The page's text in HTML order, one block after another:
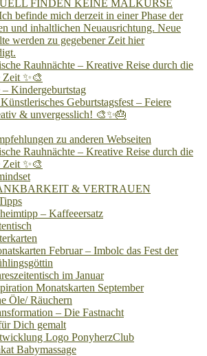
FINDEN KEINE MALKURSE
befinde mich derzeit in einer Phase der
und inhaltlichen Neuausrichtung. Neue
werden zu gegebener Zeit hier
Rauhnächte – Kreative Reise durch die
Zeit ✨🎨
Kindergeburtstag
Geburtstagsfest – Feiere
& unvergesslich! 🎨✨🎂
zu anderen Webseiten
Rauhnächte – Kreative Reise durch die
Zeit ✨🎨
& VERTRAUEN
– Kaffeeersatz
Februar – Imbolc das Fest der
im Januar
Monatskarten September
Öle/ Räuchern
– Die Fastnacht
Dich gemalt
Logo PonyherzClub
Babymassage